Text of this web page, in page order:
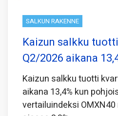
SALKUN RAKENNE
Kaizun salkku
Q2/2026 aikana
Kaizun salkku tuotti
aikana 13,4% kun
vertailuindeksi